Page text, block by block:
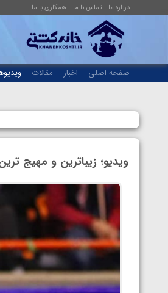
درباره ما تماس با ما همکاری با ما
صفحه اصلی اخبار مقالات
ویدیو؛ زیباترین و مهیج